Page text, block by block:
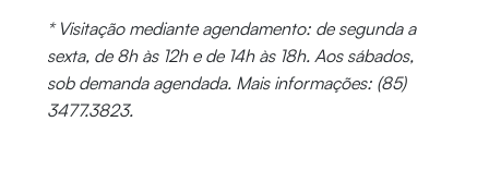
* Visitação mediante agendamento: de segunda a
sexta, de 8h às 12h e de 14h às 18h. Aos sábados,
sob demanda agendada. Mais informações: (85)
3477.3823.